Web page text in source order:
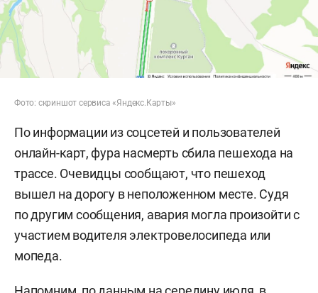
Фото: скриншот сервиса «Яндекс.Карты»
По информации из соцсетей и пользователей
онлайн-карт, фура насмерть сбила пешехода на
трассе. Очевидцы сообщают, что пешеход
вышел на дорогу в неположенном месте. Судя
по другим сообщения, авария могла произойти с
участием водителя электровелосипеда или
мопеда.